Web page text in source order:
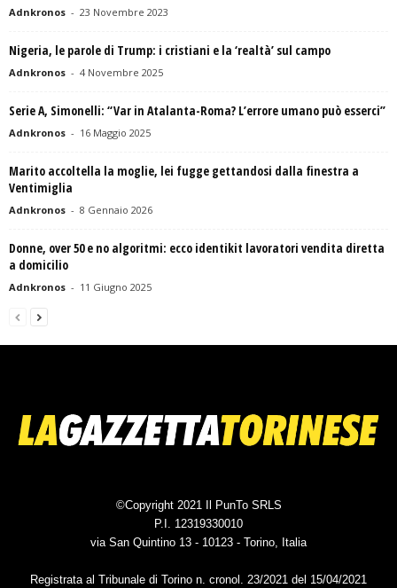
Adnkronos - 23 Novembre 2023
Nigeria, le parole di Trump: i cristiani e la ‘realtà’ sul campo
Adnkronos - 4 Novembre 2025
Serie A, Simonelli: “Var in Atalanta-Roma? L’errore umano può esserci”
Adnkronos - 16 Maggio 2025
Marito accoltella la moglie, lei fugge gettandosi dalla finestra a
Ventimiglia
Adnkronos - 8 Gennaio 2026
Donne, over 50 e no algoritmi: ecco identikit lavoratori vendita diretta
a domicilio
Adnkronos - 11 Giugno 2025
©Copyright 2021 Il PunTo SRLS
P.I. 12319330010
via San Quintino 13 - 10123 - Torino, Italia
Registrata al Tribunale di Torino n. cronol. 23/2021 del 15/04/2021